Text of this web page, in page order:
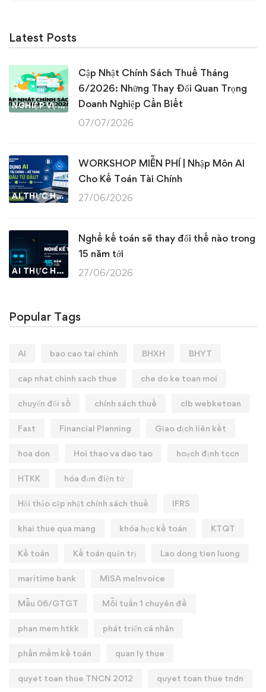
Latest Posts
NGHIỆP VỤ KẾ TOÁN & THUẾ
Cập Nhật Chính Sách Thuế Tháng
6/2026: Những Thay Đổi Quan Trọng
Doanh Nghiệp Cần Biết
07/07/2026
AI THỰC HÀNH
WORKSHOP MIỄN PHÍ | Nhập Môn AI
Cho Kế Toán Tài Chính
27/06/2026
AI THỰC HÀNH
Nghề kế toán sẽ thay đổi thế nào trong
15 năm tới
27/06/2026
Popular Tags
AI bao cao tai chinh BHXH BHYT
cap nhat chinh sach thue che do ke toan moi
chuyển đổi số chính sách thuế clb webketoan
Fast Financial Planning Giao dịch liên kết
hoa don Hoi thao va dao tao hoạch định tccn
HTKK hóa đơn điện tử
Hội thảo cập nhật chính sách thuế IFRS
khai thue qua mang khóa học kế toán KTQT
Kế toán Kế toán quản trị Lao dong tien luong
maritime bank MISA meInvoice
Mẫu 06/GTGT Mỗi tuần 1 chuyên đề
phan mem htkk phát triển cá nhân
phần mềm kế toán quan ly thue
quyet toan thue TNCN 2012 quyet toan thue tndn